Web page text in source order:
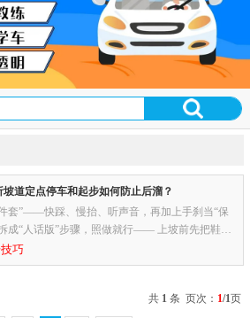
道定点停车和起步如何防止后溜？
套”——快踩、慢抬、听声音，再加上手刹当“保
成“人话版”步骤，照做就行—— 上坡前先把鞋带
、对线、对距离”。 到点位...
巧
共 1 条 页次： 1/1页